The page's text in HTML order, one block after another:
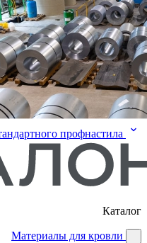
профнастила
Каталог
Материалы для кровли